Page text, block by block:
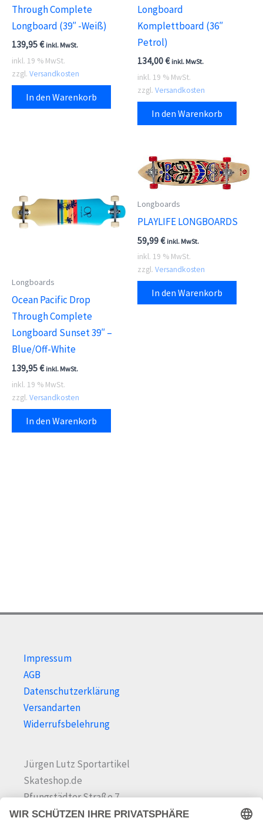
Through Complete
Longboard (39″ -Weiß)
139,95€ inkl. MwSt.
inkl. 19 % MwSt.
zzgl. Versandkosten
In den Warenkorb
Longboard
Komplettboard (36″
Petrol)
134,00€ inkl. MwSt.
inkl. 19 % MwSt.
zzgl. Versandkosten
In den Warenkorb
Longboards
Ocean Pacific Drop
Through Complete
Longboard Sunset 39″ –
Blue/Off-White
139,95€ inkl. MwSt.
inkl. 19 % MwSt.
zzgl. Versandkosten
In den Warenkorb
Longboards
PLAYLIFE LONGBOARDS
59,99€ inkl. MwSt.
inkl. 19 % MwSt.
zzgl. Versandkosten
In den Warenkorb
Impressum
AGB
Datenschutzerklärung
Versandarten
Widerrufsbelehrung
Jürgen Lutz Sportartikel
Skateshop.de
Pfungstädter Straße 7
64342 Seeheim-Jugenheim